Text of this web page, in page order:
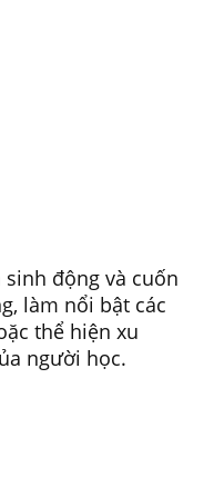
động và cuốn
làm nổi bật các
thể hiện xu
người học.